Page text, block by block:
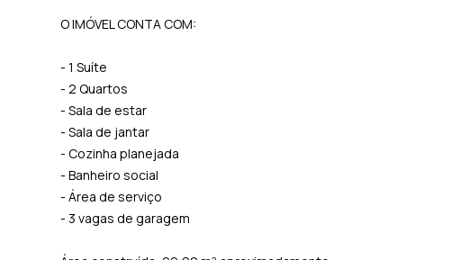
O IMÓVEL CONTA COM:
- 1 Suíte
- 2 Quartos
- Sala de estar
- Sala de jantar
- Cozinha planejada
- Banheiro social
- Área de serviço
- 3 vagas de garagem